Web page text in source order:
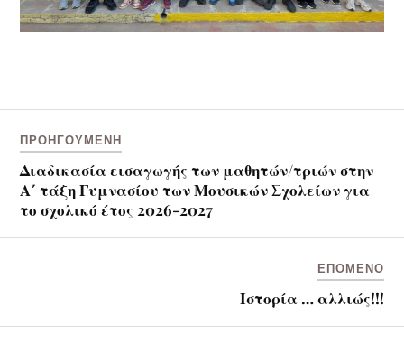
ΠΡΟΗΓΟΎΜΕΝΗ
Διαδικασία εισαγωγής των μαθητών/τριών στην
Α΄ τάξη Γυμνασίου των Μουσικών Σχολείων για
το σχολικό έτος 2026-2027
ΕΠΌΜΕΝΟ
Ιστορία … αλλιώς!!!